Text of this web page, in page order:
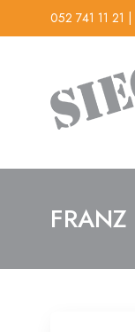
052 741 11 21